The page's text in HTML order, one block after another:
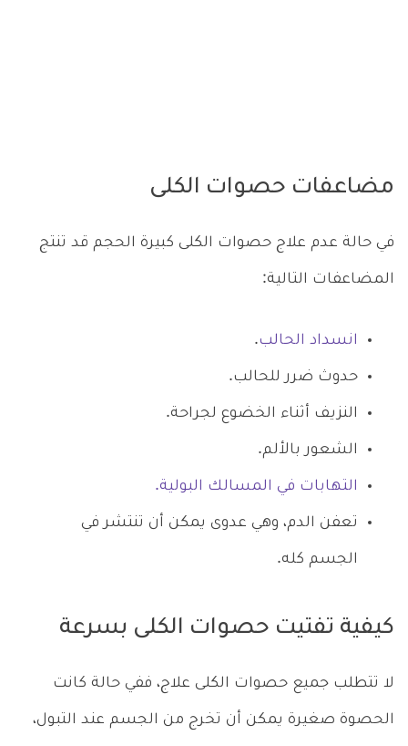
مضاعفات حصوات الكلى
في حالة عدم علاج حصوات الكلى كبيرة الحجم قد تنتج
المضاعفات التالية:
انسداد الحالب.
حدوث ضرر للحالب.
النزيف أثناء الخضوع لجراحة.
الشعور بالألم.
التهابات في المسالك البولية.
تعفن الدم، وهي عدوى يمكن أن تنتشر في
الجسم كله.
كيفية تفتيت حصوات الكلى بسرعة
لا تتطلب جميع حصوات الكلى علاج، ففي حالة كانت
الحصوة صغيرة يمكن أن تخرج من الجسم عند التبول،